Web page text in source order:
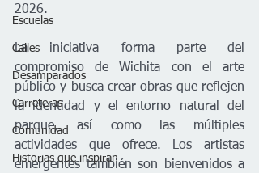
Escuelas
Calles
Desamparados
Carreteras
Comunidad
Historias que inspiran
2026.
La iniciativa forma parte del
compromiso de Wichita con el arte
público y busca crear obras que reflejen
la identidad y el entorno natural del
parque, así como las múltiples
actividades que ofrece. Los artistas
emergentes también son bienvenidos a